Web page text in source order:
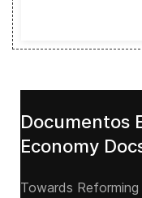
Documentos
Economy
Towards